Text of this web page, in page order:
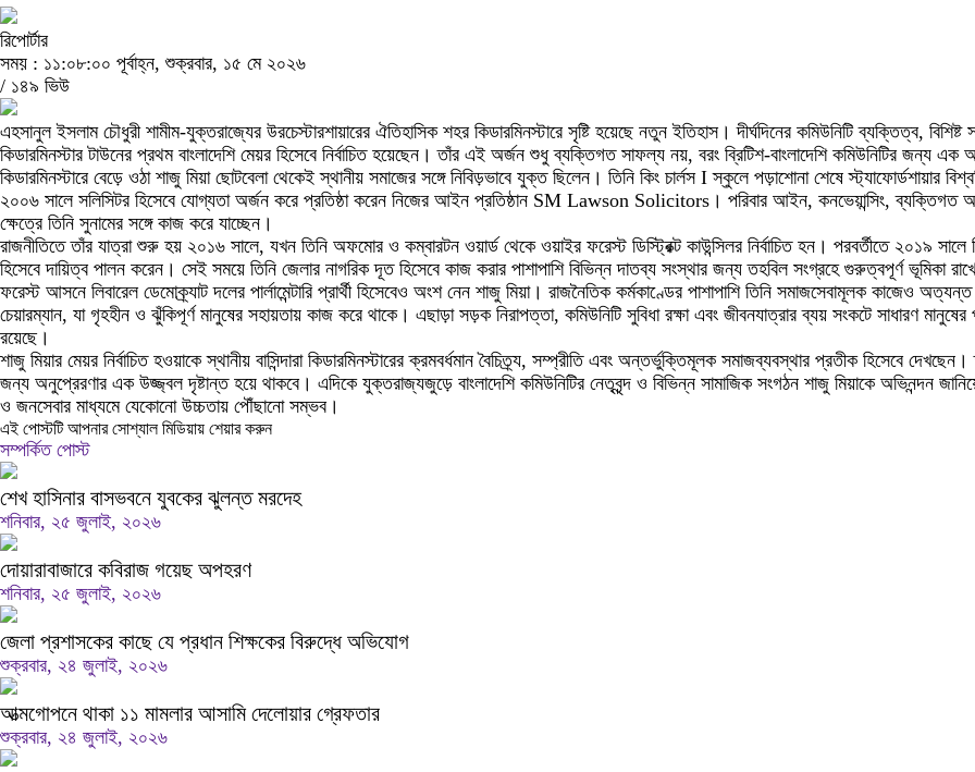
রিপোর্টার
সময় : ১১:০৮:০০ পূর্বাহ্ন, শুক্রবার, ১৫ মে ২০২৬
/ ১৪৯ ভিউ
এহসানুল ইসলাম চৌধুরী শামীম-যুক্তরাজ্যের উরচেস্টারশায়ারের ঐতিহাসিক শহর কিডারমিনস্টারে সৃষ্টি হয়েছে নতুন ইতিহাস। দীর্ঘদিনের কমিউনিটি ব্যক্তিত্ব, বিশিষ্ট
কিডারমিনস্টার টাউনের প্রথম বাংলাদেশি মেয়র হিসেবে নির্বাচিত হয়েছেন। তাঁর এই অর্জন শুধু ব্যক্তিগত সাফল্য নয়, বরং ব্রিটিশ-বাংলাদেশি কমিউনিটির জন্য
কিডারমিনস্টারে বেড়ে ওঠা শাজু মিয়া ছোটবেলা থেকেই স্থানীয় সমাজের সঙ্গে নিবিড়ভাবে যুক্ত ছিলেন। তিনি কিং চার্লস I স্কুলে পড়াশোনা শেষে স্ট্যাফোর্ডশায়ার
২০০৬ সালে সলিসিটর হিসেবে যোগ্যতা অর্জন করে প্রতিষ্ঠা করেন নিজের আইন প্রতিষ্ঠান SM Lawson Solicitors। পরিবার আইন, কনভেয়ান্সিং, ব্যক্তিগত
ক্ষেত্রে তিনি সুনামের সঙ্গে কাজ করে যাচ্ছেন।
রাজনীতিতে তাঁর যাত্রা শুরু হয় ২০১৬ সালে, যখন তিনি অফমোর ও কম্বারটন ওয়ার্ড থেকে ওয়াইর ফরেস্ট ডিস্ট্রিক্ট কাউন্সিলর নির্বাচিত হন। পরবর্তীতে ২০১৯ সালে
হিসেবে দায়িত্ব পালন করেন। সেই সময়ে তিনি জেলার নাগরিক দূত হিসেবে কাজ করার পাশাপাশি বিভিন্ন দাতব্য সংস্থার জন্য তহবিল সংগ্রহে গুরুত্বপূর্ণ ভূমিকা
ফরেস্ট আসনে লিবারেল ডেমোক্র্যাট দলের পার্লামেন্টারি প্রার্থী হিসেবেও অংশ নেন শাজু মিয়া। রাজনৈতিক কর্মকাণ্ডের পাশাপাশি তিনি সমাজসেবামূলক কাজেও
চেয়ারম্যান, যা গৃহহীন ও ঝুঁকিপূর্ণ মানুষের সহায়তায় কাজ করে থাকে। এছাড়া সড়ক নিরাপত্তা, কমিউনিটি সুবিধা রক্ষা এবং জীবনযাত্রার ব্যয় সংকটে সাধারণ
রয়েছে।
শাজু মিয়ার মেয়র নির্বাচিত হওয়াকে স্থানীয় বাসিন্দারা কিডারমিনস্টারের ক্রমবর্ধমান বৈচিত্র্য, সম্প্রীতি এবং অন্তর্ভুক্তিমূলক সমাজব্যবস্থার প্রতীক হিসেবে
জন্য অনুপ্রেরণার এক উজ্জ্বল দৃষ্টান্ত হয়ে থাকবে। এদিকে যুক্তরাজ্যজুড়ে বাংলাদেশি কমিউনিটির নেতৃবৃন্দ ও বিভিন্ন সামাজিক সংগঠন শাজু মিয়াকে অভিনন্দন
ও জনসেবার মাধ্যমে যেকোনো উচ্চতায় পৌঁছানো সম্ভব।
এই পোস্টটি আপনার সোশ্যাল মিডিয়ায় শেয়ার করুন
সম্পর্কিত পোস্ট
শেখ হাসিনার বাসভবনে যুবকের ঝুলন্ত মরদেহ
শনিবার, ২৫ জুলাই, ২০২৬
দোয়ারাবাজারে কবিরাজ গয়েছ অপহরণ
শনিবার, ২৫ জুলাই, ২০২৬
জেলা প্রশাসকের কাছে যে প্রধান শিক্ষকের বিরুদ্ধে অভিযোগ
শুক্রবার, ২৪ জুলাই, ২০২৬
আত্মগোপনে থাকা ১১ মামলার আসামি দেলোয়ার গ্রেফতার
শুক্রবার, ২৪ জুলাই, ২০২৬